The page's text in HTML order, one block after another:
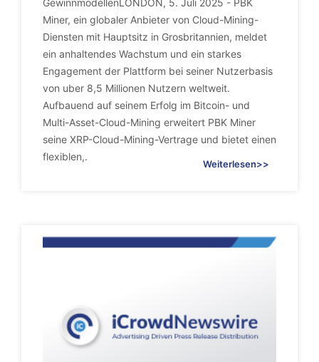
GewinnmodellenLONDON, 5. Juli 2025 - PBK
Miner, ein globaler Anbieter von Cloud-Mining-
Diensten mit Hauptsitz in Grosbritannien, meldet
ein anhaltendes Wachstum und ein starkes
Engagement der Plattform bei seiner Nutzerbasis
von uber 8,5 Millionen Nutzern weltweit.
Aufbauend auf seinem Erfolg im Bitcoin- und
Multi-Asset-Cloud-Mining erweitert PBK Miner
seine XRP-Cloud-Mining-Vertrage und bietet einen
flexiblen,.
Weiterlesen>>